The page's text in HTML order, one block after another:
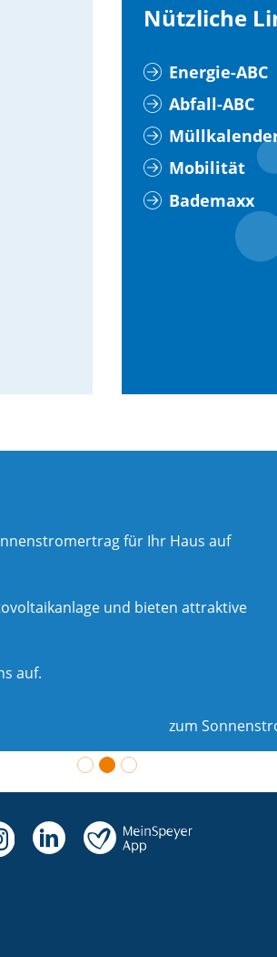
Nützliche
Energie-ABC
Abfall-ABC
Mobilität
Bademaxx
für Ihr Haus auf
und bieten attraktive
auf.
zum